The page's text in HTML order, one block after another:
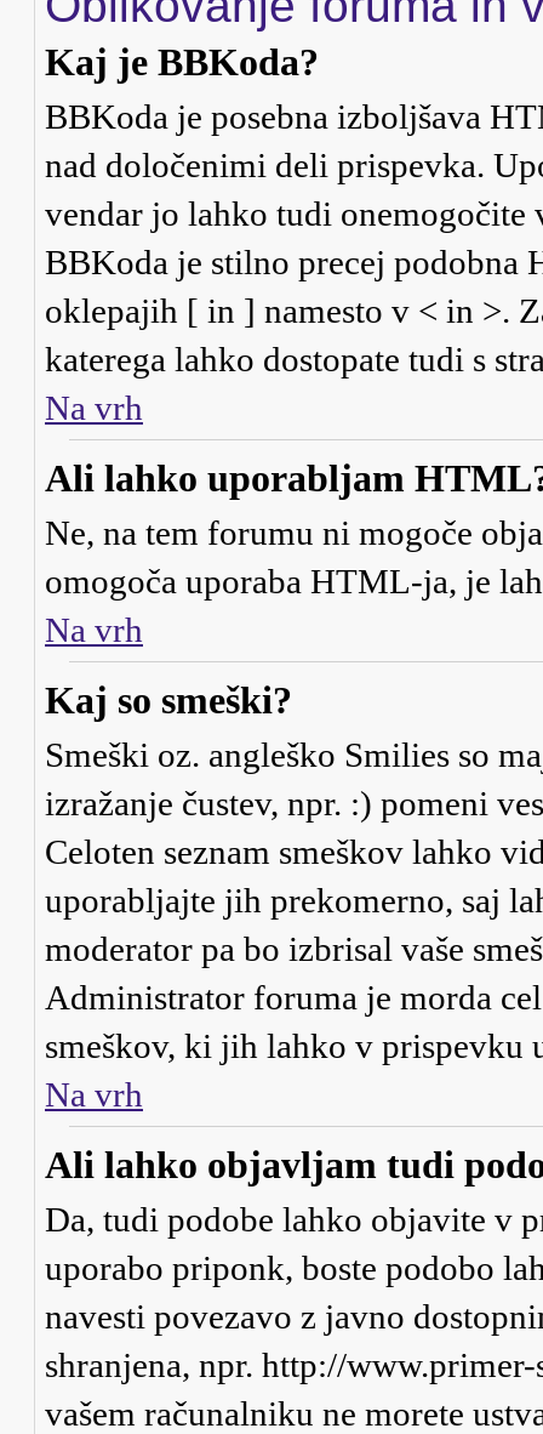
Kaj je BBKoda?
BBKoda je posebna izboljšava
nad določenimi deli prispevka.
vendar jo lahko tudi onemogočite
BBKoda je stilno precej
oklepajih [ in ] namesto v < in >.
katerega lahko dostopate tudi s
Na vrh
Ali lahko uporabljam
Ne, na tem forumu ni mogoče
omogoča uporaba HTML-ja, je
Na vrh
Kaj so smeški?
Smeški oz. angleško Smilies so
izražanje čustev, npr. :) pomeni
Celoten seznam smeškov lahko
uporabljajte jih prekomerno, saj
moderator pa bo izbrisal vaše
Administrator foruma je morda
smeškov, ki jih lahko v prispevku
Na vrh
Ali lahko objavljam tudi
Da, tudi podobe lahko objavite v
uporabo priponk, boste podobo
navesti povezavo z javno
shranjena, npr. http://
vašem računalniku ne morete